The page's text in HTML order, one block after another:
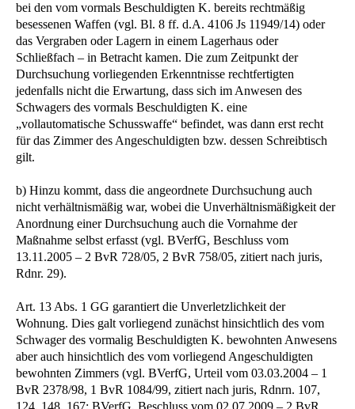
bei den vom vormals Beschuldigten K. bereits rechtmäßig
besessenen Waffen (vgl. Bl. 8 ff. d.A. 4106 Js 11949/14) oder
das Vergraben oder Lagern in einem Lagerhaus oder
Schließfach – in Betracht kamen. Die zum Zeitpunkt der
Durchsuchung vorliegenden Erkenntnisse rechtfertigten
jedenfalls nicht die Erwartung, dass sich im Anwesen des
Schwagers des vormals Beschuldigten K. eine
„vollautomatische Schusswaffe“ befindet, was dann erst recht
für das Zimmer des Angeschuldigten bzw. dessen Schreibtisch
gilt.
b) Hinzu kommt, dass die angeordnete Durchsuchung auch
nicht verhältnismäßig war, wobei die Unverhältnismäßigkeit der
Anordnung einer Durchsuchung auch die Vornahme der
Maßnahme selbst erfasst (vgl. BVerfG, Beschluss vom
13.11.2005 – 2 BvR 728/05, 2 BvR 758/05, zitiert nach juris,
Rdnr. 29).
Art. 13 Abs. 1 GG garantiert die Unverletzlichkeit der
Wohnung. Dies galt vorliegend zunächst hinsichtlich des vom
Schwager des vormalig Beschuldigten K. bewohnten Anwesens
aber auch hinsichtlich des vom vorliegend Angeschuldigten
bewohnten Zimmers (vgl. BVerfG, Urteil vom 03.03.2004 – 1
BvR 2378/98, 1 BvR 1084/99, zitiert nach juris, Rdnrn. 107,
124, 148, 167; BVerfG, Beschluss vom 02.07.2009 – 2 BvR